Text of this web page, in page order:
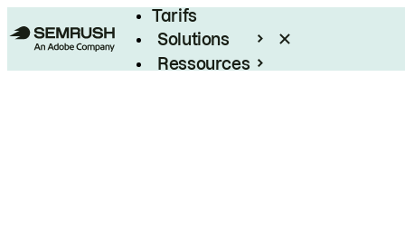
Tarifs
Solutions
Ressources